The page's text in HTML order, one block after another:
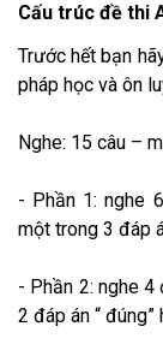
Cấu trúc đề thi
Trước hết bạn
pháp học và ôn
Nghe: 15 câu –
- Phần 1: nghe
một trong 3 đáp
- Phần 2: nghe
2 đáp án “ đúng”